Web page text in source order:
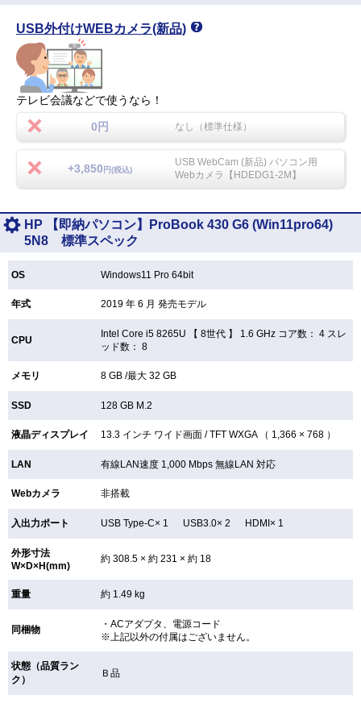
USB外付けWEBカメラ(新品)
テレビ会議などで使うなら！
0円 なし（標準仕様）
+3,850 円(税込)
USB WebCam (新品) パソコン用
Webカメラ【HDEDG1-2M】
HP 【即納パソコン】ProBook 430 G6 (Win11pro64)
5N8 標準スペック
OS Windows11 Pro 64bit
年式 2019 年 6 月 発売モデル
CPU
Intel Core i5 8265U 【8世代 】 1.6 GHz コア数： 4 スレ
ッド数： 8
メモリ 8 GB /最大 32 GB
SSD 128 GB M.2
液晶ディスプレイ 13.3 インチ ワイド画面 /TFTWXGA （ 1,366 × 768 ）
LAN 有線LAN速度 1,000 Mbps 無線LAN対応
Webカメラ 非搭載
入出力ポート USB Type-C× 1 USB3.0× 2 HDMI× 1
外形寸法
W×D×H(mm)
約 308.5 × 約 231 × 約 18
重量 約 1.49 kg
同梱物
・ACアダプタ、電源コード
※上記以外の付属はございません。
状態（品質ラン
ク）
Ｂ品